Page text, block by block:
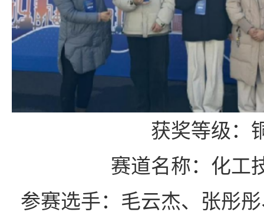
获奖等级：
赛道名称：化工
参赛选手：毛云杰、张彤